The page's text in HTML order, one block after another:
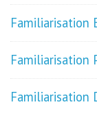
Familiarisation
Familiarisation
Familiarisation